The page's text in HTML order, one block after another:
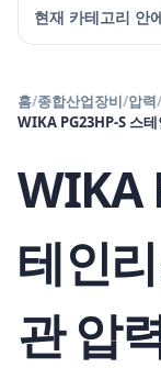
현재 카테고리 안
홈/종합산업장비/압력/
WIKA PG23HP-S 스
WIKA
테인
관 압